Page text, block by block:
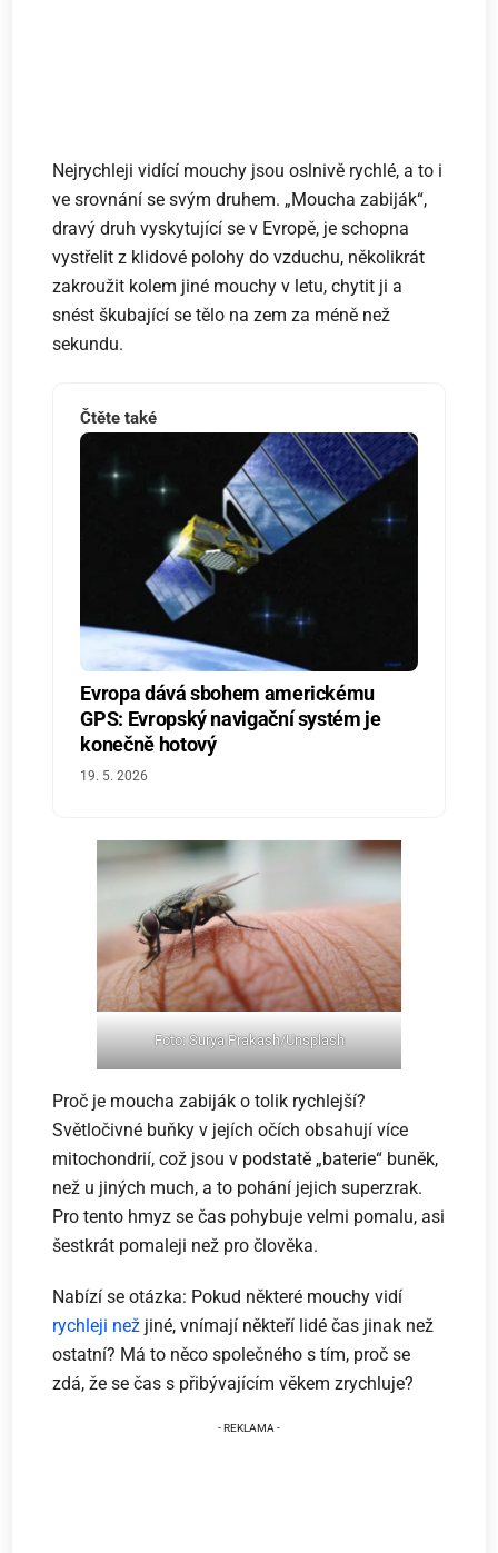
Nejrychleji vidící mouchy jsou oslnivě rychlé, a to i
ve srovnání se svým druhem. „Moucha zabiják“,
dravý druh vyskytující se v Evropě, je schopna
vystřelit z klidové polohy do vzduchu, několikrát
zakroužit kolem jiné mouchy v letu, chytit ji a
snést škubající se tělo na zem za méně než
sekundu.
Čtěte také
Evropa dává sbohem americkému
GPS: Evropský navigační systém je
konečně hotový
19. 5. 2026
Foto: Surya Prakash/Unsplash
Proč je moucha zabiják o tolik rychlejší?
Světločivné buňky v jejích očích obsahují více
mitochondrií, což jsou v podstatě „baterie“ buněk,
než u jiných much, a to pohání jejich superzrak.
Pro tento hmyz se čas pohybuje velmi pomalu, asi
šestkrát pomaleji než pro člověka.
Nabízí se otázka: Pokud některé mouchy vidí
rychleji než jiné, vnímají někteří lidé čas jinak než
ostatní? Má to něco společného s tím, proč se
zdá, že se čas s přibývajícím věkem zrychluje?